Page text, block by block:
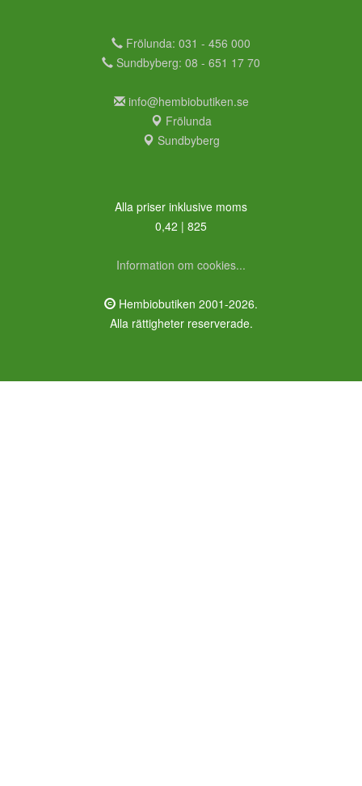
Frölunda: 031 - 456 000
Sundbyberg: 08 - 651 17 70
info@hembiobutiken.se
Frölunda
Sundbyberg
Alla priser inklusive moms
0,42 | 825
Information om cookies...
Hembiobutiken 2001-2026.
Alla rättigheter reserverade.